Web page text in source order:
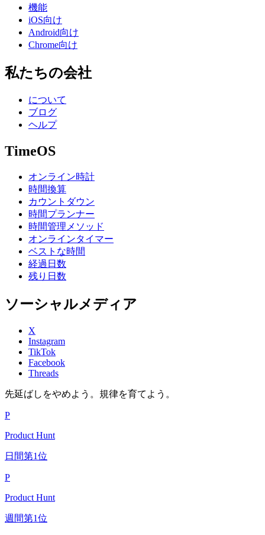
機能
iOS向け
Android向け
Chrome向け
私たちの会社
について
ブログ
ヘルプ
TimeOS
オンライン時計
時間換算
カウントダウン
時間プランナー
時間管理メソッド
オンラインタイマー
ベストな時間
経過日数
残り日数
ソーシャルメディア
X
Instagram
TikTok
Facebook
Threads
先延ばしをやめよう。規律を育てよう。
P
Product Hunt
日間第1位
P
Product Hunt
週間第1位